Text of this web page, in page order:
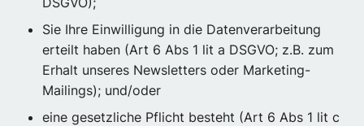
Sie Ihre Einwilligung in die Datenverarbeitung
erteilt haben (Art 6 Abs 1 lit a DSGVO; z.B. zum
Erhalt unseres Newsletters oder Marketing-
Mailings); und/oder
eine gesetzliche Pflicht besteht (Art 6 Abs 1 lit c